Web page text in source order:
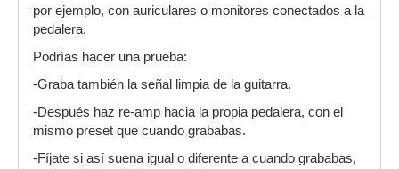
por ejemplo, con auriculares o monitores conectados a la
pedalera.
Podrías hacer una prueba:
-Graba también la señal limpia de la guitarra.
-Después haz re-amp hacia la propia pedalera, con el
mismo preset que cuando grababas.
-Fíjate si así suena igual o diferente a cuando grababas,